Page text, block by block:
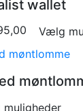
wallet
Vælg